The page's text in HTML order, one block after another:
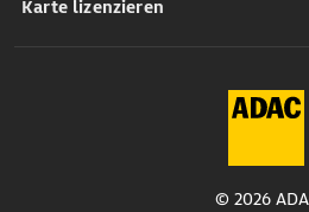
Karte lizenzieren
© 2026